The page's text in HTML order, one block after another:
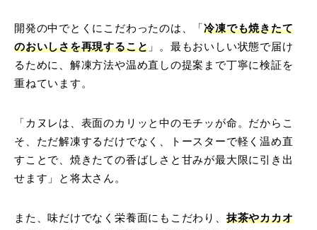
開発の中でとくにこだわったのは、「冷凍でも焼きたて
のおいしさを再現すること 」。最もおいしい状態で届け
るために、解凍方法や温め直しの提案まで丁寧に検証を
重ねています。
「カヌレは、表面のカリッと中のモチッが命。だからこ
そ、ただ解凍するだけでなく、トースターで軽く温め直
すことで、焼きたての香ばしさと甘みが最大限に引き出
せます」と将太さん。
また、味だけでなく栄養面にもこだわり、 抹茶やカカオ